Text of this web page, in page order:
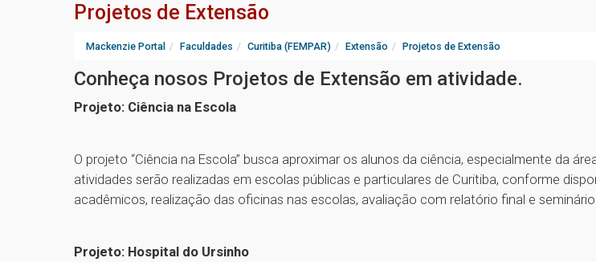
Projetos de Extensão
Mackenzie Portal Faculdades Curitiba (FEMPAR) Extensão Projetos de Extensão
Conheça nosos Projetos de Extensão em atividade.
Projeto: Ciência na Escola
O projeto “Ciência na Escola” busca aproximar os alunos da ciência, especialmente da
atividades serão realizadas em escolas públicas e particulares de Curitiba, conforme
acadêmicos, realização das oficinas nas escolas, avaliação com relatório final e
Projeto: Hospital do Ursinho